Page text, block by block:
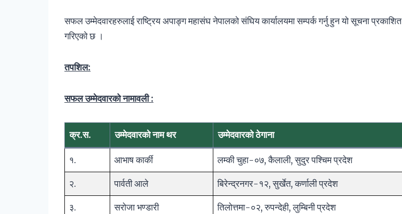
सफल उम्मेदवारहरुलाई राष्ट्रिय अपाङ्ग महासंघ नेपालको संघिय कार्यालयमा सम्पर्क गर्नु हुन यो सूचना प्रकाशित
गरिएको छ ।
तपशिल:
सफल उम्मेदवारको नामावली :
क्र.स. उम्मेदवारको नाम थर उम्मेदवारको ठेगाना
१. आभाष कार्की लम्की चुहा-०७, कैलाली, सुदुर पश्चिम प्रदेश
२. पार्वती आले बिरेन्द्रनगर-१२, सुर्खेत, कर्णाली प्रदेश
३. सरोजा भण्डारी तिलोत्तमा-०२, रुपन्देही, लुम्बिनी प्रदेश